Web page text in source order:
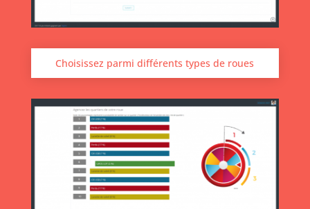
Choisissez parmi différents types de roues